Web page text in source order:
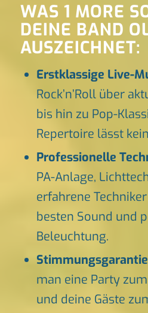
WAS 1 MORE
DEINE BAND
AUSZEICHNET:
Erstklassige Live-
Rock’n’Roll über
bis hin zu Pop-
Repertoire lässt
Professionelle
PA-Anlage,
erfahrene
besten Sound und
Beleuchtung.
Stimmungsgarantie
man eine Party
und deine Gäste